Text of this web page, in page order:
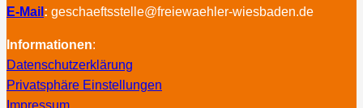
E-Mail : geschaeftsstelle@freiewaehler-wiesbaden.de
Informationen:
Datenschutzerklärung
Privatsphäre Einstellungen
Impressum